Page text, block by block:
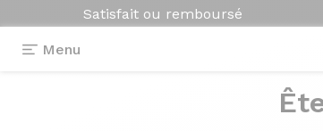
Satisfait ou remboursé
Menu